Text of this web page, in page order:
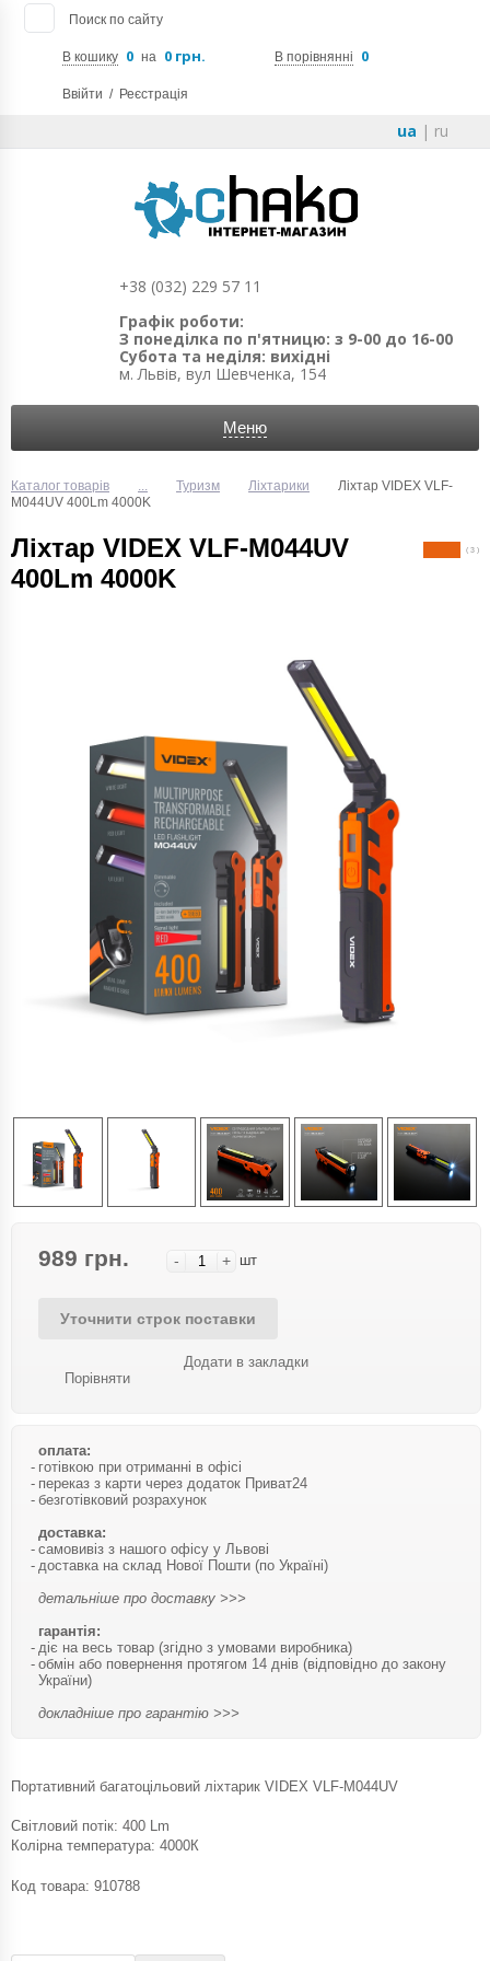
Поиск по сайту
В кошику 0 на 0 грн. В порівнянні 0
Ввійти / Реєстрація
ua | ru
+38 (032) 229 57 11
Графік роботи:
З понеділка по п'ятницю: з 9-00 до 16-00
Субота та неділя: вихідні
м. Львів, вул Шевченка, 154
Меню
Каталог товарів ... Туризм Ліхтарики
Ліхтар VIDEX VLF-
M044UV 400Lm 4000K
Ліхтар VIDEX VLF-M044UV
400Lm 4000K
( 3 )
989 грн. - + шт
Уточнити строк поставки
Порівняти
Додати в закладки
оплата:
готівкою при отриманні в офісі
переказ з карти через додаток Приват24
безготівковий розрахунок
доставка:
самовивіз з нашого офісу у Львові
доставка на склад Нової Пошти (по Україні)
детальніше про доставку >>>
гарантія:
діє на весь товар (згідно з умовами виробника)
обмін або повернення протягом 14 днів (відповідно до закону
України)
докладніше про гарантію >>>
Портативний багатоцільовий ліхтарик VIDEX VLF-M044UV
Світловий потік: 400 Lm
Колірна температура: 4000К
Код товара: 910788